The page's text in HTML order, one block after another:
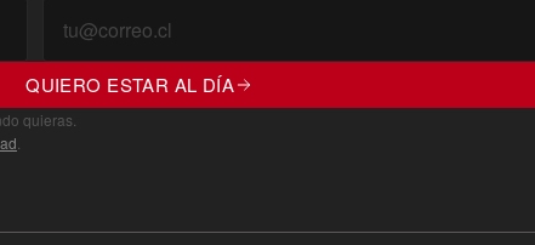
QUIERO ESTAR AL DÍA
quieras.